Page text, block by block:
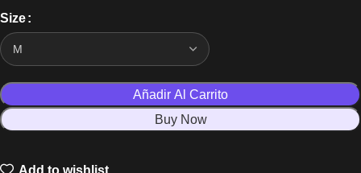
Size
Añadir Al Carrito
Buy Now
Add to wishlist